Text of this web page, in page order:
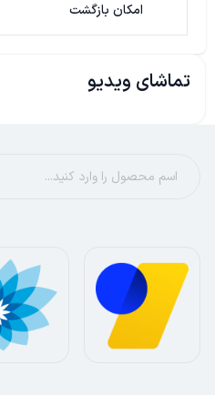
امکان بازگشت
تماشای ویدیو